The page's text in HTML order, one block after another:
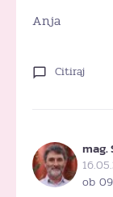
Anja
Citiraj
mag.
ob